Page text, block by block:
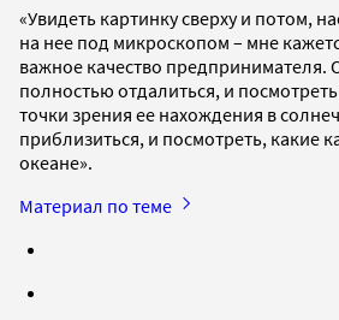
«Увидеть картинку сверху и потом,
на нее под микроскопом ­– мне
важное качество предпринимателя.
полностью отдалиться, и
точки зрения ее нахождения в
приблизиться, и посмотреть, какие
океане».
Материал по теме